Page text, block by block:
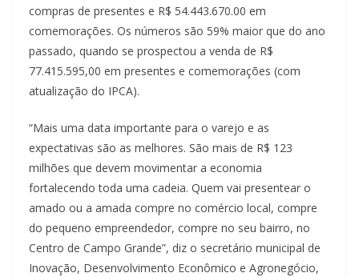
compras de presentes e R$ 54.443.670.00 em
comemorações. Os números são 59% maior que do ano
passado, quando se prospectou a venda de R$
77.415.595,00 em presentes e comemorações (com
atualização do IPCA).
“Mais uma data importante para o varejo e as
expectativas são as melhores. São mais de R$ 123
milhões que devem movimentar a economia
fortalecendo toda uma cadeia. Quem vai presentear o
amado ou a amada compre no comércio local, compre
do pequeno empreendedor, compre no seu bairro, no
Centro de Campo Grande”, diz o secretário municipal de
Inovação, Desenvolvimento Econômico e Agronegócio,